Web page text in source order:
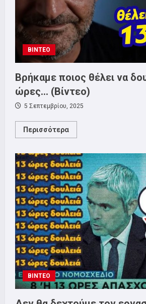
ΒΙΝΤΕΟ
Βρήκαμε ποιος θέλει να
ώρες… (Βίντεο)
5 Σεπτεμβρίου, 2025
Περισσότερα
more
ποιος
θέλει
να
δουλεύει
13
ώρες…
(Βίντεο)
ΒΙΝΤΕΟ